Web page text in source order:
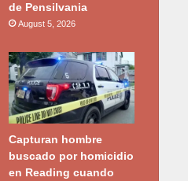
de Pensilvania
August 5, 2026
Capturan hombre
buscado por homicidio
en Reading cuando